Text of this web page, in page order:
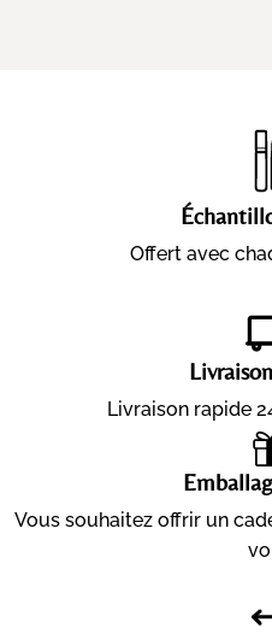
Offert avec
Livraison rapide
Vous souhaitez offrir un